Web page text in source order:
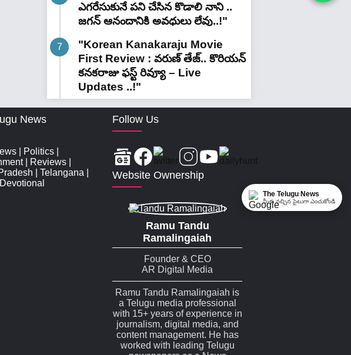
ఎగరేసుకునే పని చేసిన కొడాలి నాని ..
జగన్ ఆనందానికి అవధులు లేవు..!"
"Korean Kanakaraju Movie
First Review : వరుణ్ తేజ్.. కొరియన్
కనకరాజు ఫస్ట్ రివ్యూ – Live
Updates ..!"
News
Politics
| Reviews
Telangana
Devotional
Follow Us
Website Ownership
Ramu Tandu
Ramalingaiah
Founder & CEO
AR Digital Media
Ramu Tandu Ramalingaiah is
a Telugu media professional
with 15+ years of experience in
journalism, digital media, and
content management. He has
worked with leading Telugu
The Telugu News
మీకు నచ్చిన సైటుగా ఎంచుకోండి